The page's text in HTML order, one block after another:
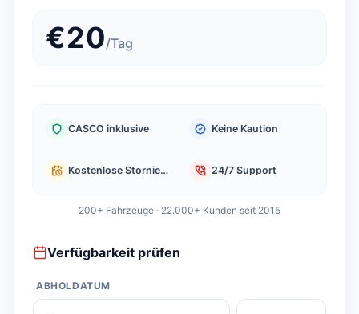
€20/Tag
CASCO inklusive Keine Kaution
Kostenlose Stornierung 24/7 Support
200+ Fahrzeuge · 22.000+ Kunden seit 2015
Verfügbarkeit prüfen
ABHOLDATUM